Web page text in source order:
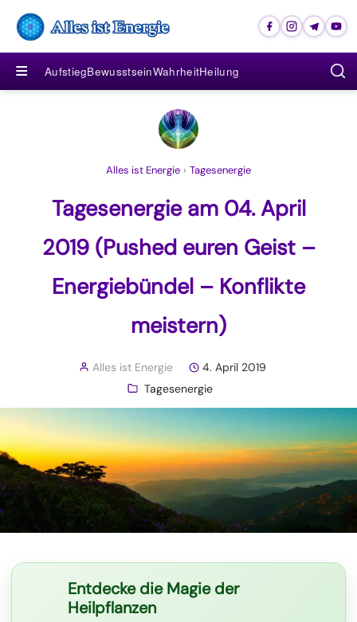
≡ AufstiegBewusstseinWahrheitHeilung
Alles ist Energie › Tagesenergie
Tagesenergie am 04. April
2019 (Pushed euren Geist –
Energiebündel – Konflikte
meistern)
Alles ist Energie
4. April 2019
Tagesenergie
Entdecke die Magie der
Heilpflanzen